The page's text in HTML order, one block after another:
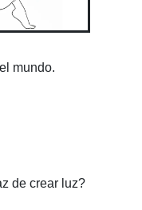
mundo.
de crear luz?